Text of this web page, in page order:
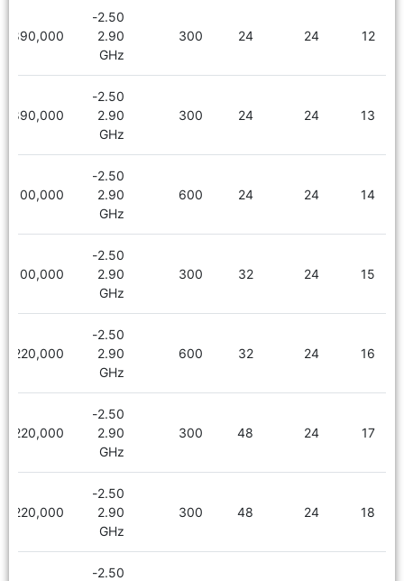
12
24
24
300
2.50-
2.90
GHz
1,890,000
13
24
24
300
2.50-
2.90
GHz
1,890,000
14
24
24
600
2.50-
2.90
GHz
2,100,000
15
24
32
300
2.50-
2.90
GHz
2,100,000
16
24
32
600
2.50-
2.90
GHz
2,220,000
17
24
48
300
2.50-
2.90
GHz
2,220,000
18
24
48
300
2.50-
2.90
GHz
2,220,000
2.50-